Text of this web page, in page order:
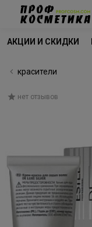
АКЦИИ И СКИДКИ
красители
нет отзывов